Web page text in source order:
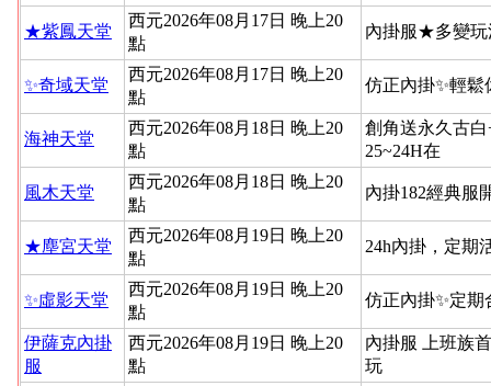
★紫鳳天堂
西元2026年08月17日 晚上20
點
內掛服★多變
✨奇域天堂
西元2026年08月17日 晚上20
點
仿正內掛✨輕鬆
海神天堂
西元2026年08月18日 晚上20
點
創角送永久古
25~24H在
風木天堂
西元2026年08月18日 晚上20
點
內掛182經典服
★塵宮天堂
西元2026年08月19日 晚上20
點
24h內掛，定期
✨虛影天堂
西元2026年08月19日 晚上20
點
仿正內掛✨定期
伊薩克內掛
服
西元2026年08月19日 晚上20
點
內掛服 上班族
玩